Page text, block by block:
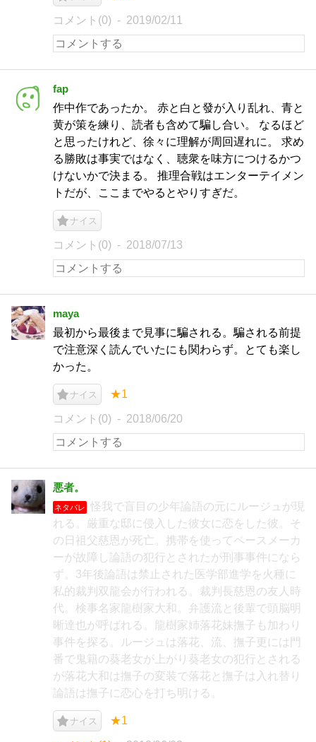
コメント(0) 2019/02/11
fap
作中作であったか。 赤と白と發が入り乱れ、青と
黄が策を練り、読者も含めて騙し合い。 なるほど
と思ったけれど、徐々に理解が周回遅れに。 求め
る勝敗は事実ではなく、聴衆を味方につけるかつ
けないかで決まる。 推理合戦はエンターテイメン
トだが、ここまでやるとやりすぎだ。
ナイス
コメント(0) 2018/07/13
maya
最初から最後まで見事に騙される。騙される前提
で注意深く読んでいたにも関わらず。とても楽し
かった。
ナイス ★1
コメント(0) 2018/06/20
悪者。
ネタバレ
怪我で盲目の少年論語の元にルージュが現
れる。厳重な邸に侵入した彼女に恋をした彼。そ
の日祖父慈恩が死亡。携帯を使ってペースメーカ
ーが故障し論語の犯行とされたが刑事事件になら
ず。3年後論語は禁止された医学部進学を火種に
私的裁判双龍会が行われる。裁判長慈恩の友人時
代。検事名家龍樹家大和。弁護流と後輩で頭脳明
晰達也が呼ばれる。龍樹家姉落花妹撫子も加わり
事件を探る。ルージュは落花、流、撫子更には門
番で鬼籍の葵老女が上がり葵老女の犯行とされる
が落花大和は撫子の変装で落花と撫子は入れ替り
論語は撫子に恋心を打ち明ける。
ナイス ★1